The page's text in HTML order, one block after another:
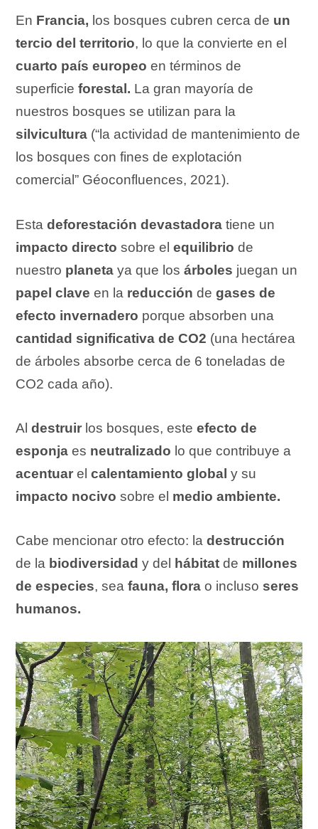
En Francia, los bosques cubren cerca de un
tercio del territorio, lo que la convierte en el
cuarto país europeo en términos de
superficieforestal. La gran mayoría de
nuestros bosques se utilizan para la
silvicultura (“la actividad de mantenimiento de
los bosques con fines de explotación
comercial” Géoconfluences, 2021).
Estadeforestación devastadora tiene un
impacto directo sobre elequilibrio de
nuestro planeta ya que losárboles juegan un
papel clave en la reducción degases de
efecto invernadero porque absorben una
cantidad significativa de CO2 (una hectárea
de árboles absorbe cerca de 6 toneladas de
CO2 cada año).
Aldestruir los bosques, esteefecto de
esponja es neutralizado lo que contribuye a
acentuar elcalentamiento global y su
impacto nocivo sobre el medio ambiente.
Cabe mencionar otro efecto: ladestrucción
de la biodiversidad y del hábitat de millones
de especies, seafauna, flora o incluso seres
humanos.